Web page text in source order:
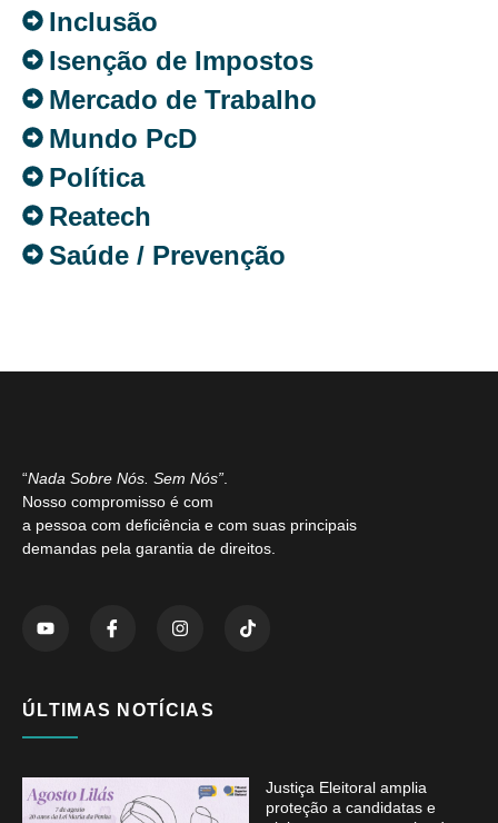
Inclusão
Isenção de Impostos
Mercado de Trabalho
Mundo PcD
Política
Reatech
Saúde / Prevenção
“Nada Sobre Nós. Sem Nós”.
Nosso compromisso é com
a pessoa com deficiência e com suas principais
demandas pela garantia de direitos.
ÚLTIMAS NOTÍCIAS
Justiça Eleitoral amplia
proteção a candidatas e